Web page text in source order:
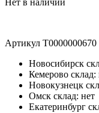
Нет в наличии
Артикул Т0000000670
Новосибирск
Кемерово склад:
Новокузнецк
Омск склад: нет
Екатеринбург